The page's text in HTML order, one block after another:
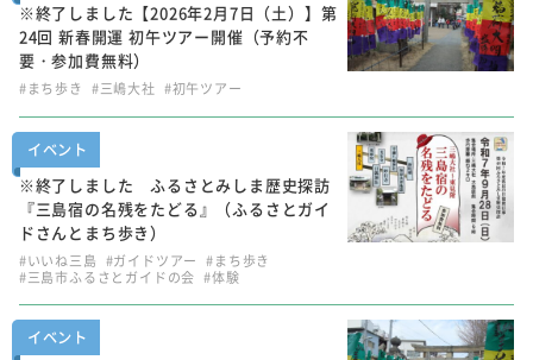
※終了しました【2026年2月7日（土）】第
24回 新春開運 初午ツアー開催（予約不
要・参加費無料）
#まち歩き #三嶋大社 #初午ツアー
イベント
※終了しました ふるさとみしま歴史探訪
『三島宿の名残をたどる』（ふるさとガイ
ドさんとまち歩き）
#いいね三島 #ガイドツアー #まち歩き
#三島市ふるさとガイドの会 #体験
イベント